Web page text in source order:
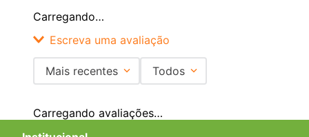
Carregando…
Escreva uma avaliação
Título
Mais recentes Todos
Carregando avaliações…